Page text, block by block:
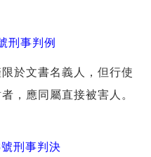
刑事判例
於文書名義人，但行使
，應同屬直接被害人。
刑事判決